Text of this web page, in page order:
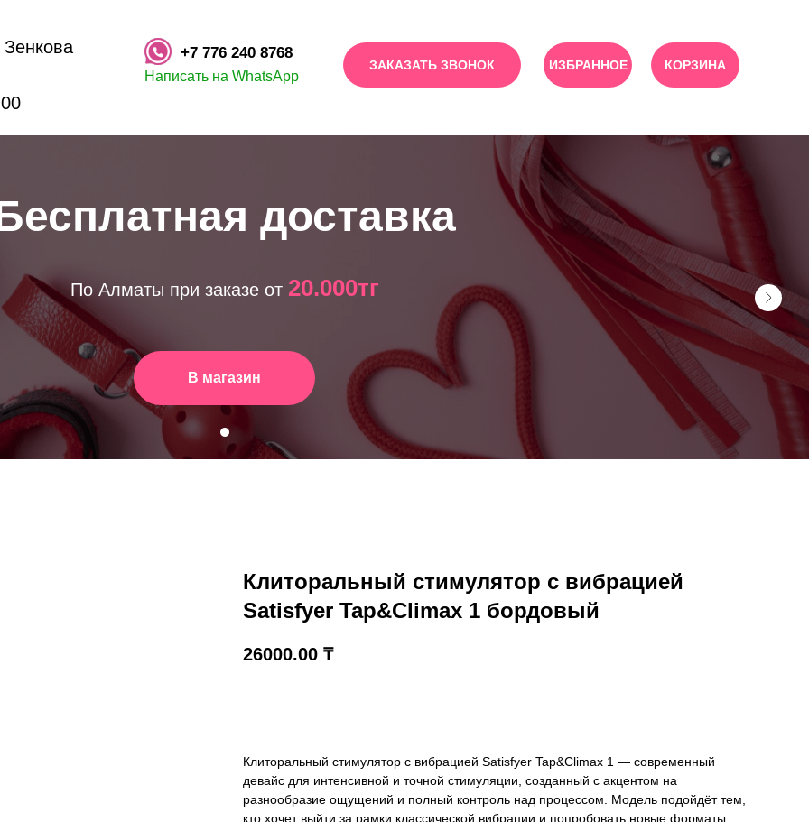
+7 776 240 8768
Написать на WhatsApp
ЗАКАЗАТЬ ЗВОНОК ИЗБРАННОЕ КОРЗИНА
доставка
По Алматы при заказе от 20.000тг
В магазин
Клиторальный стимулятор с вибрацией
Satisfyer Tap&Climax 1 бордовый
26000.00 ₸
Клиторальный стимулятор с вибрацией Satisfyer Tap&Climax 1 — современный
девайс для интенсивной и точной стимуляции, созданный с акцентом на
разнообразие ощущений и полный контроль над процессом. Модель подойдёт тем,
кто хочет выйти за рамки классической вибрации и попробовать новые форматы